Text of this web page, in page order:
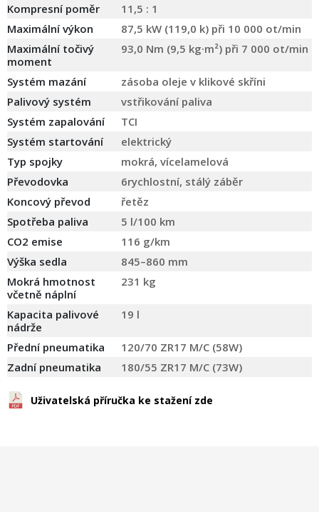
Kompresní poměr
11,5 : 1
Maximální výkon
87,5 kW (119,0 k) při 10 000 ot/min
Maximální točivý
moment
93,0 Nm (9,5 kg·m²) při 7 000 ot/min
Systém mazání
zásoba oleje v klikové skříni
Palivový systém
vstřikování paliva
Systém zapalování
TCI
Systém startování
elektrický
Typ spojky
mokrá, vícelamelová
Převodovka
6rychlostní, stálý záběr
Koncový převod
řetěz
Spotřeba paliva
5 l/100 km
CO2 emise
116 g/km
Výška sedla
845–860 mm
Mokrá hmotnost
včetně náplní
231 kg
Kapacita palivové
nádrže
19 l
Přední pneumatika
120/70 ZR17 M/C (58W)
Zadní pneumatika
180/55 ZR17 M/C (73W)
Uživatelská příručka ke stažení zde